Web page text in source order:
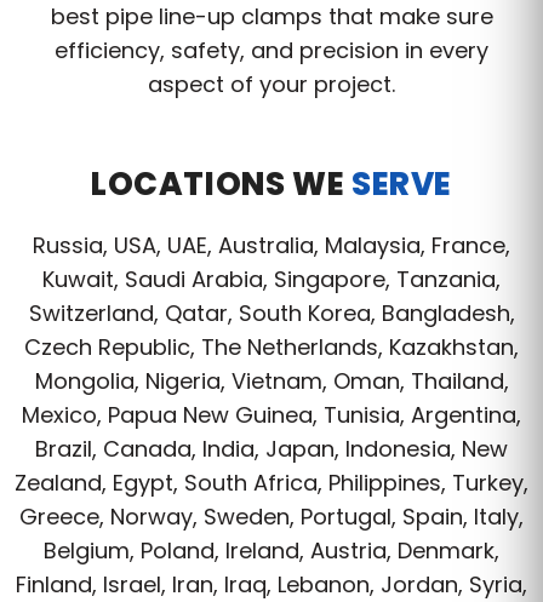
best pipe line-up clamps that make sure
efficiency, safety, and precision in every
aspect of your project.
LOCATIONS WE SERVE
Russia, USA, UAE, Australia, Malaysia, France,
Kuwait, Saudi Arabia, Singapore, Tanzania,
Switzerland, Qatar, South Korea, Bangladesh,
Czech Republic, The Netherlands, Kazakhstan,
Mongolia, Nigeria, Vietnam, Oman, Thailand,
Mexico, Papua New Guinea, Tunisia, Argentina,
Brazil, Canada, India, Japan, Indonesia, New
Zealand, Egypt, South Africa, Philippines, Turkey,
Greece, Norway, Sweden, Portugal, Spain, Italy,
Belgium, Poland, Ireland, Austria, Denmark,
Finland, Israel, Iran, Iraq, Lebanon, Jordan, Syria,